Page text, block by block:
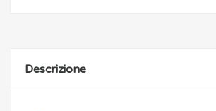
Descrizione